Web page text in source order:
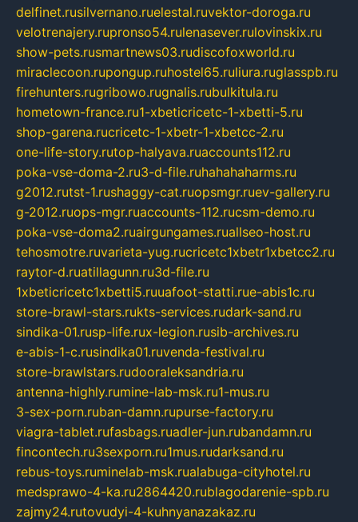
delfinet.rusilvernano.ruelestal.ruvektor-doroga.ru
velotrenajery.rupronso54.rulenasever.rulovinskix.ru
show-pets.rusmartnews03.rudiscofoxworld.ru
miraclecoon.rupongup.ruhostel65.ruliura.ruglasspb.ru
firehunters.rugribowo.rugnalis.rubulkitula.ru
hometown-france.ru1-xbeticricetc-1-xbetti-5.ru
shop-garena.rucricetc-1-xbetr-1-xbetcc-2.ru
one-life-story.rutop-halyava.ruaccounts112.ru
poka-vse-doma-2.ru3-d-file.ruhahahaharms.ru
g2012.rutst-1.rushaggy-cat.ruopsmgr.ruev-gallery.ru
g-2012.ruops-mgr.ruaccounts-112.rucsm-demo.ru
poka-vse-doma2.ruairgungames.ruallseo-host.ru
tehosmotre.ruvarieta-yug.rucricetc1xbetr1xbetcc2.ru
raytor-d.ruatillagunn.ru3d-file.ru
1xbeticricetc1xbetti5.ruuafoot-statti.rue-abis1c.ru
store-brawl-stars.rukts-services.rudark-sand.ru
sindika-01.rusp-life.rux-legion.rusib-archives.ru
e-abis-1-c.rusindika01.ruvenda-festival.ru
store-brawlstars.rudooraleksandria.ru
antenna-highly.rumine-lab-msk.ru1-mus.ru
3-sex-porn.ruban-damn.rupurse-factory.ru
viagra-tablet.rufasbags.ruadler-jun.rubandamn.ru
fincontech.ru3sexporn.ru1mus.rudarksand.ru
rebus-toys.ruminelab-msk.rualabuga-cityhotel.ru
medsprawo-4-ka.ru2864420.rublagodarenie-spb.ru
zajmy24.rutovudyi-4-kuhnyanazakaz.ru